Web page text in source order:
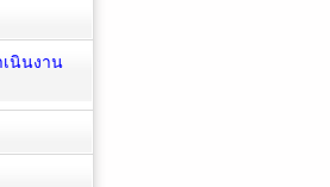
นินงาน